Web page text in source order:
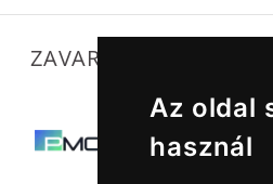
Az oldal
használ
ZAVARTALAN